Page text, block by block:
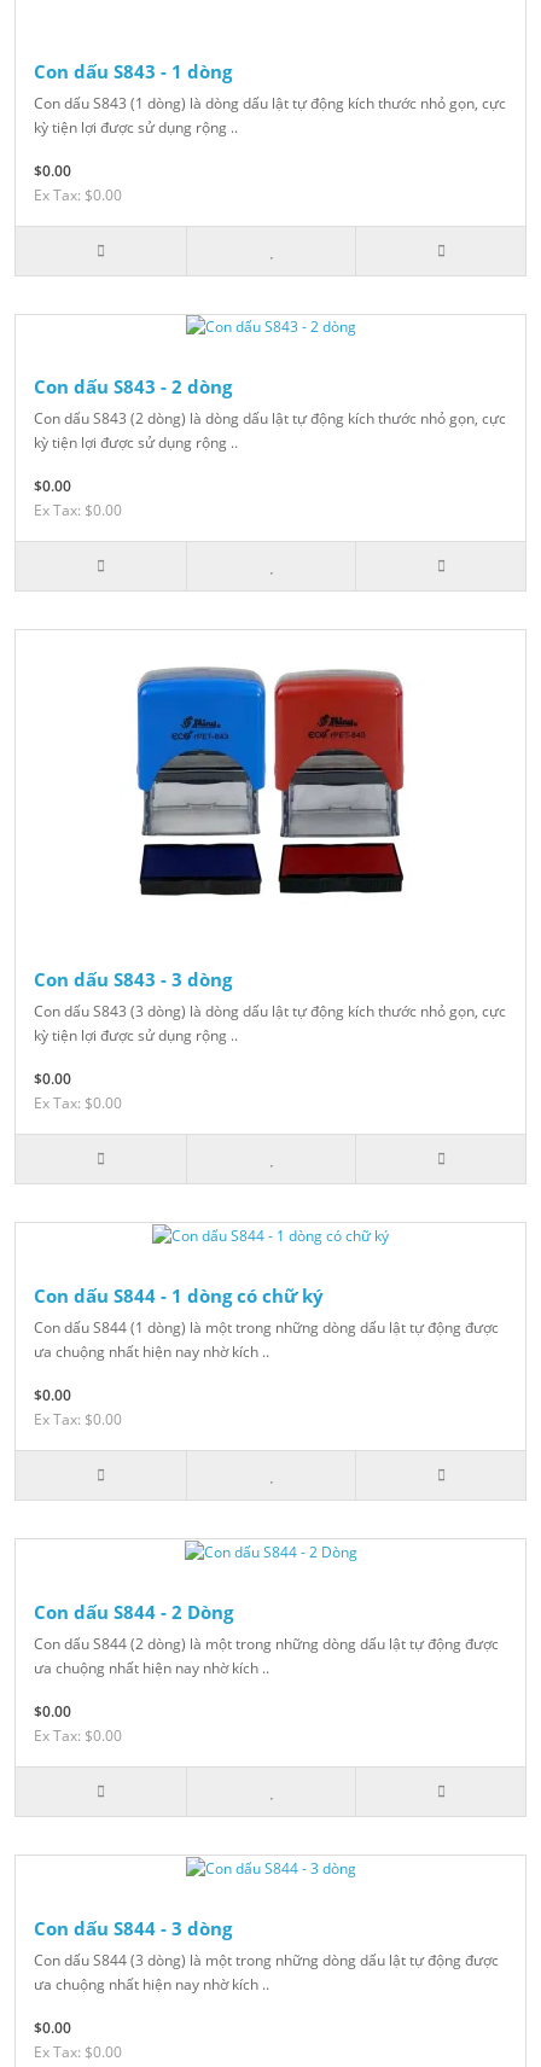
Con dấu S843 - 1 dòng
Con dấu S843 (1 dòng) là dòng dấu lật tự động kích thước nhỏ gọn, cực
kỳ tiện lợi được sử dụng rộng ..
$0.00
Ex Tax: $0.00
Con dấu S843 - 2 dòng
Con dấu S843 (2 dòng) là dòng dấu lật tự động kích thước nhỏ gọn, cực
kỳ tiện lợi được sử dụng rộng ..
$0.00
Ex Tax: $0.00
Con dấu S843 - 3 dòng
Con dấu S843 (3 dòng) là dòng dấu lật tự động kích thước nhỏ gọn, cực
kỳ tiện lợi được sử dụng rộng ..
$0.00
Ex Tax: $0.00
Con dấu S844 - 1 dòng có chữ ký
Con dấu S844 (1 dòng) là một trong những dòng dấu lật tự động được
ưa chuộng nhất hiện nay nhờ kích ..
$0.00
Ex Tax: $0.00
Con dấu S844 - 2 Dòng
Con dấu S844 (2 dòng) là một trong những dòng dấu lật tự động được
ưa chuộng nhất hiện nay nhờ kích ..
$0.00
Ex Tax: $0.00
Con dấu S844 - 3 dòng
Con dấu S844 (3 dòng) là một trong những dòng dấu lật tự động được
ưa chuộng nhất hiện nay nhờ kích ..
$0.00
Ex Tax: $0.00